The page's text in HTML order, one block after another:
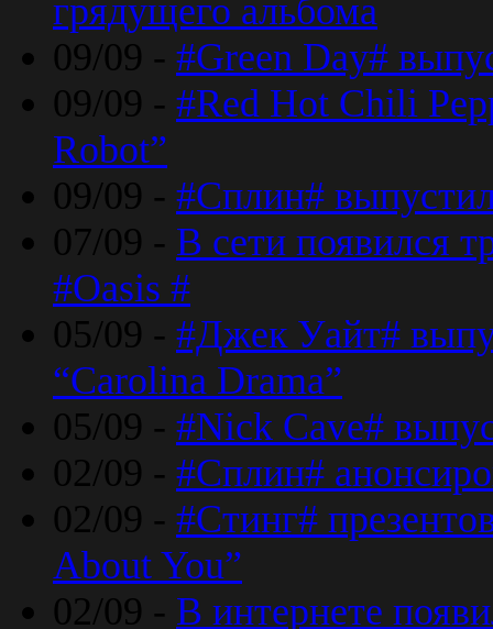
грядущего альбома
09/09 - #Green Day#
09/09 - #Red Hot Chili
Robot”
09/09 - #Сплин#
07/09 - В сети появился
#Oasis #
05/09 - #Джек Уайт#
“Carolina Drama”
05/09 - #Nick Cave#
02/09 - #Сплин#
02/09 - #Стинг#
About You”
02/09 - В интернете